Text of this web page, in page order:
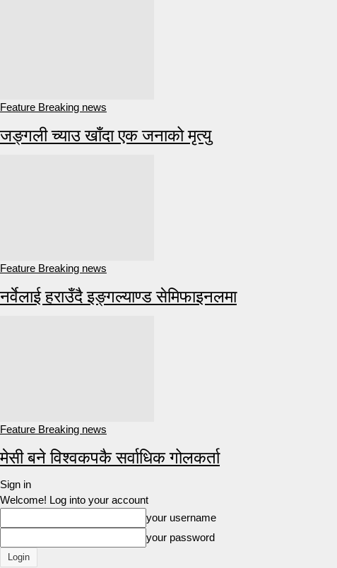
Feature Breaking news
जङ्गली च्याउ खाँदा एक जनाको मृत्यु
Feature Breaking news
नर्वेलाई हराउँदै इङ्गल्याण्ड सेमिफाइनलमा
Feature Breaking news
मेसी बने विश्वकपकै सर्वाधिक गोलकर्ता
Sign in
Welcome! Log into your account
your username
your password